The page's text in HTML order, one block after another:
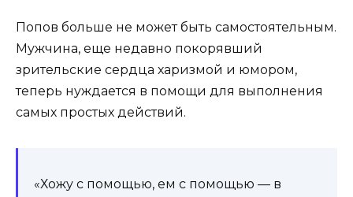
Попов больше не может быть самостоятельным.
Мужчина, еще недавно покорявший
зрительские сердца харизмой и юмором,
теперь нуждается в помощи для выполнения
самых простых действий.
«Хожу с помощью, ем с помощью — в